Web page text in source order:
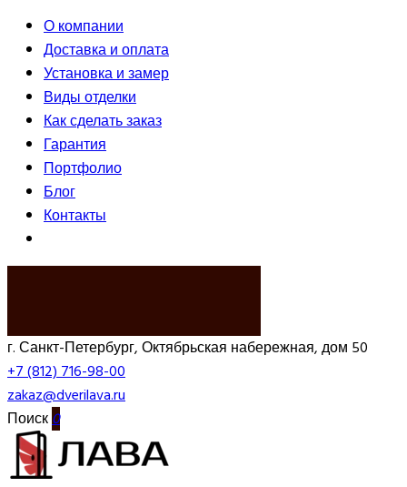
О компании
Доставка и оплата
Установка и замер
Виды отделки
Как сделать заказ
Гарантия
Портфолио
Блог
Контакты
г. Санкт-Петербург, Октябрьская набережная, дом 50
+7 (812) 716-98-00
zakaz@dverilava.ru
Поиск0